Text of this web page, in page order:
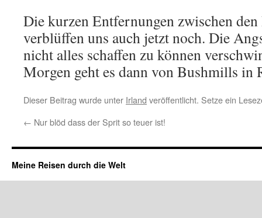
Die kurzen Entfernungen zwischen
verblüffen uns auch jetzt noch. Die
nicht alles schaffen zu können
Morgen geht es dann von Bushmills in
Dieser Beitrag wurde unter Irland veröffentlicht. Setze ein
← Nur blöd dass der Sprit so teuer ist!
Meine Reisen durch die Welt